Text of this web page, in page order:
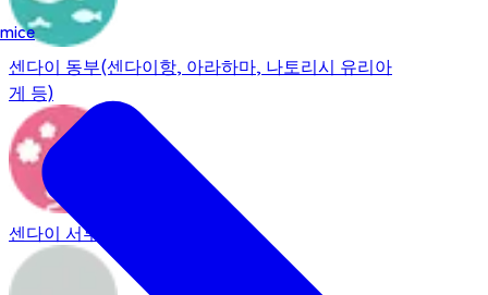
mice
센다이 동부(센다이항, 아라하마, 나토리시 유리아
게 등)
센다이 서부(사쿠나미, 조기)